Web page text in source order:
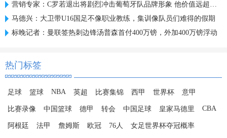
营销专家：C罗若退出将剧烈冲击葡萄牙队品牌形象 他价值远超全队
马德兴：大卫带U16国足不像职业教练，集训像队员们难得的假期
标晚记者：曼联签热刺边锋汤普森首付400万镑，外加400万镑浮动
热门标签
足球 篮球 NBA 英超 比赛集锦 西甲 世界杯 意甲
比赛录像 中国篮球 德甲 转会 中国足球 皇家马德里 CBA
阿根廷 法甲 詹姆斯 欧冠 76人 女足世界杯夺冠概率